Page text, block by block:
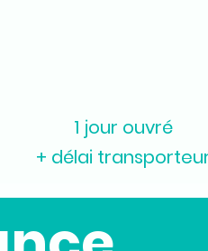
1 jour ouvré
+ délai